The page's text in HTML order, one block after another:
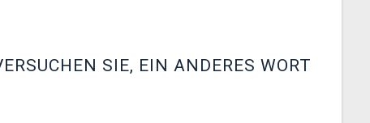
SIE, EIN ANDERES WORT